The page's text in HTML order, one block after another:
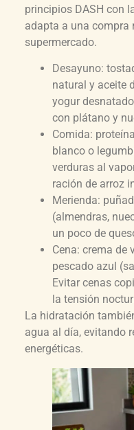
principios DASH con
adapta a una compra
supermercado.
Desayuno:
natural y aceite
yogur
con plátano y
Comida:
blanco o
verduras al
ración de arroz
Merienda:
(almendras,
un poco de
Cena: crema de
pescado azul
Evitar cenas
la tensión
La hidratación
agua al día, evitando
energéticas.